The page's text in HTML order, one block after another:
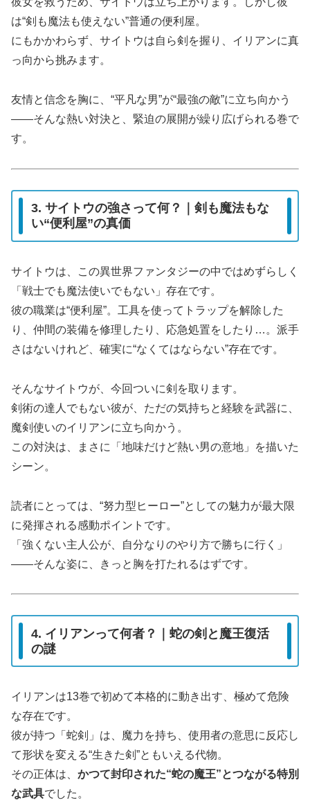
は“剣も魔法も使えない”普通の便利屋。
にもかかわらず、サイトウは自ら剣を握り、イリアンに真
っ向から挑みます。
友情と信念を胸に、“平凡な男”が“最強の敵”に立ち向かう
――そんな熱い対決と、緊迫の展開が繰り広げられる巻で
す。
3. サイトウの強さって何？｜剣も魔法もな
い“便利屋”の真価
サイトウは、この異世界ファンタジーの中ではめずらしく
「戦士でも魔法使いでもない」存在です。
彼の職業は“便利屋”。工具を使ってトラップを解除した
り、仲間の装備を修理したり、応急処置をしたり…。派手
さはないけれど、確実に“なくてはならない”存在です。
そんなサイトウが、今回ついに剣を取ります。
剣術の達人でもない彼が、ただの気持ちと経験を武器に、
魔剣使いのイリアンに立ち向かう。
この対決は、まさに「地味だけど熱い男の意地」を描いた
シーン。
読者にとっては、“努力型ヒーロー”としての魅力が最大限
に発揮される感動ポイントです。
「強くない主人公が、自分なりのやり方で勝ちに行く」
――そんな姿に、きっと胸を打たれるはずです。
4. イリアンって何者？｜蛇の剣と魔王復活
の謎
イリアンは13巻で初めて本格的に動き出す、極めて危険
な存在です。
彼が持つ「蛇剣」は、魔力を持ち、使用者の意思に反応し
て形状を変える“生きた剣”ともいえる代物。
その正体は、 かつて封印された“蛇の魔王”とつながる特別
な武具でした。